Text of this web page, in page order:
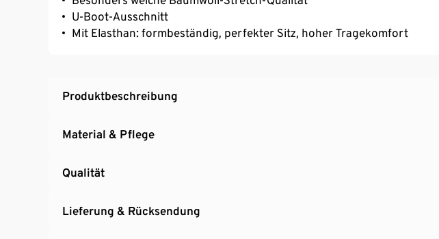
U-Boot-Ausschnitt
Mit Elasthan: formbeständig, perfekter Sitz, hoher Tragekomfort
Produktbeschreibung
Material & Pflege
Qualität
Lieferung & Rücksendung